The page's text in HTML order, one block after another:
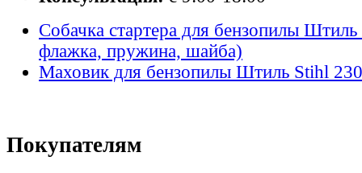
Собачка стартера для бензопилы
флажка, пружина, шайба)
Маховик для бензопилы Штиль Stihl
Покупателям